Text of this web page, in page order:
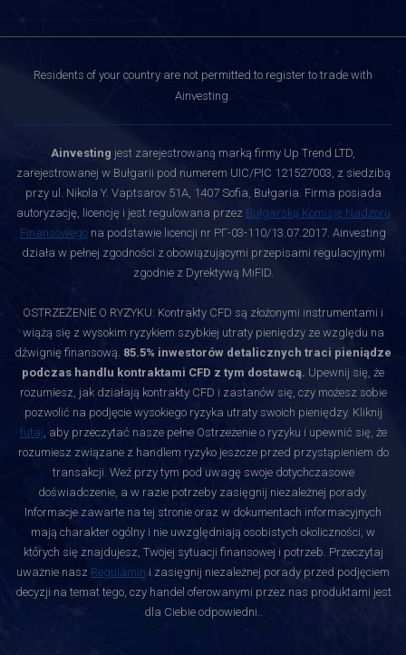
Residents of your country are not permitted to register to trade with
Ainvesting.
Ainvesting jest zarejestrowaną marką firmy Up Trend LTD,
zarejestrowanej w Bułgarii pod numerem UIC/PIC 121527003, z siedzibą
przy ul. Nikola Y. Vaptsarov 51A, 1407 Sofia, Bułgaria. Firma posiada
autoryzację, licencję i jest regulowana przez Bułgarską Komisję Nadzoru
Finansowego na podstawie licencji nr РГ-03-110/13.07.2017. Ainvesting
działa w pełnej zgodności z obowiązującymi przepisami regulacyjnymi
zgodnie z Dyrektywą MiFID.
OSTRZEŻENIE O RYZYKU: Kontrakty CFD są złożonymi instrumentami i
wiążą się z wysokim ryzykiem szybkiej utraty pieniędzy ze względu na
dźwignię finansową. 85.5% inwestorów detalicznych traci pieniądze
podczas handlu kontraktami CFD z tym dostawcą. Upewnij się, że
rozumiesz, jak działają kontrakty CFD i zastanów się, czy możesz sobie
pozwolić na podjęcie wysokiego ryzyka utraty swoich pieniędzy. Kliknij
tutaj, aby przeczytać nasze pełne Ostrzeżenie o ryzyku i upewnić się, że
rozumiesz związane z handlem ryzyko jeszcze przed przystąpieniem do
transakcji. Weź przy tym pod uwagę swoje dotychczasowe
doświadczenie, a w razie potrzeby zasięgnij niezależnej porady.
Informacje zawarte na tej stronie oraz w dokumentach informacyjnych
mają charakter ogólny i nie uwzględniają osobistych okoliczności, w
których się znajdujesz, Twojej sytuacji finansowej i potrzeb. Przeczytaj
uważnie nasz Regulamin i zasięgnij niezależnej porady przed podjęciem
decyzji na temat tego, czy handel oferowanymi przez nas produktami jest
dla Ciebie odpowiedni..